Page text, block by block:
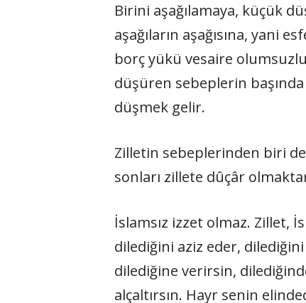
Birini aşağılamaya, küçük
aşağıların aşağısına, yani
borç yükü vesaire
düşüren sebeplerin
düşmek gelir.
Zilletin sebeplerinden biri
sonları zillete dûçâr
İslamsız izzet olmaz. Zillet,
dilediğini aziz eder,
dilediğine verirsin,
alçaltırsın. Hayr senin